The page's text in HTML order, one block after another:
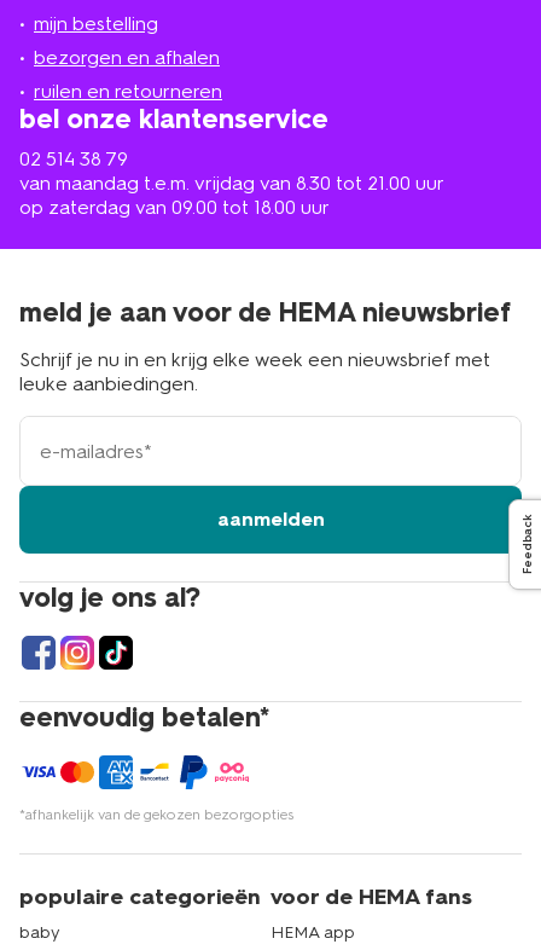
mijn bestelling
bezorgen en afhalen
ruilen en retourneren
bel onze klantenservice
02 514 38 79
van maandag t.e.m. vrijdag van 8.30 tot 21.00 uur
op zaterdag van 09.00 tot 18.00 uur
in
de
buurt
volg je ons al?
eenvoudig betalen*
*afhankelijk van de gekozen bezorgopties
meld je aan voor de HEMA nieuwsbrief
Schrijf je nu in en krijg elke week een nieuwsbrief met
leuke aanbiedingen.
e-
mailadres
aanmelden
populaire categorieën
baby
voor de HEMA fans
HEMA app
Feedback